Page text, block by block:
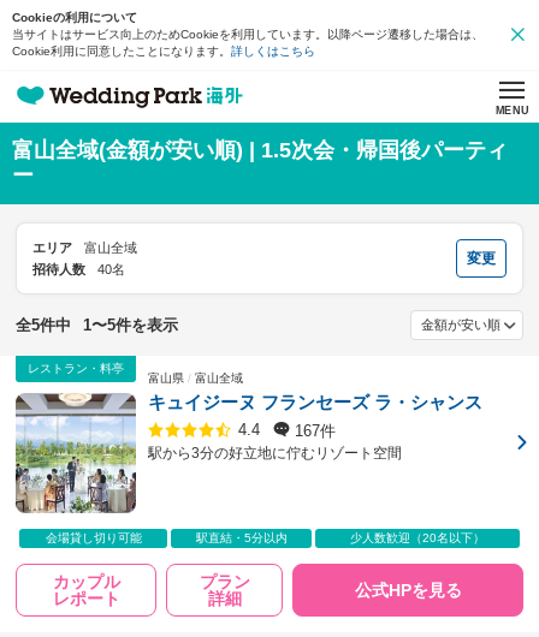
Cookieの利用について
当サイトはサービス向上のためCookieを利用しています。以降ページ遷移した場合は、
Cookie利用に同意したことになります。 詳しくはこちら
MENU
富山全域(金額が安い順) | 1.5次会・帰国後パーティ
ー
エリア
富山全域
招待人数
40名
変更
全5件中 1〜5件を表示
レストラン・料亭
富山県 富山全域
キュイジーヌ フランセーズ ラ・シャンス
4.4 167件
駅から3分の好立地に佇むリゾート空間
会場貸し切り可能 駅直結・5分以内 少人数歓迎（20名以下）
カップル
レポート
プラン
詳細
公式HPを見る